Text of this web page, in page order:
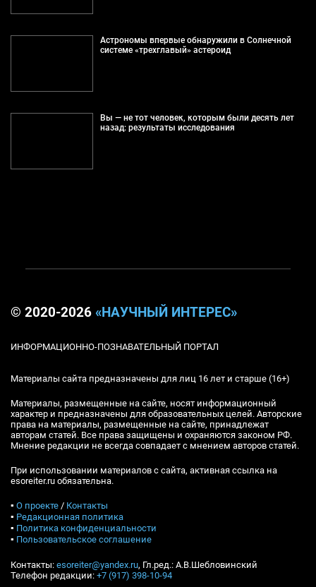
Астрономы впервые обнаружили в Солнечной
системе «трехглавый» астероид
Вы — не тот человек, которым были десять лет
назад: результаты исследования
© 2020-2026 «НАУЧНЫЙ ИНТЕРЕС»
ИНФОРМАЦИОННО-ПОЗНАВАТЕЛЬНЫЙ ПОРТАЛ
Материалы сайта предназначены для лиц 16 лет и старше (16+)
Материалы, размещенные на сайте, носят информационный
характер и предназначены для образовательных целей. Авторские
права на материалы, размещенные на сайте, принадлежат
авторам статей. Все права защищены и охраняются законом РФ.
Мнение редакции не всегда совпадает с мнением авторов статей.
При использовании материалов с сайта, активная ссылка на
esoreiter.ru обязательна.
▪ О проекте / Контакты
▪ Редакционная политика
▪ Политика конфиденциальности
▪ Пользовательское соглашение
Контакты: esoreiter@yandex.ru, Гл.ред.: А.В.Шебловинский
Телефон редакции: +7 (917) 398-10-94